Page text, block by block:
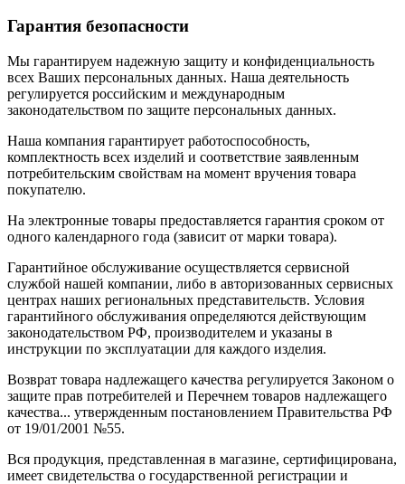
Гарантия безопасности
Мы гарантируем надежную защиту и конфиденциальность
всех Ваших персональных данных. Наша деятельность
регулируется российским и международным
законодательством по защите персональных данных.
Наша компания гарантирует работоспособность,
комплектность всех изделий и соответствие заявленным
потребительским свойствам на момент вручения товара
покупателю.
На электронные товары предоставляется гарантия сроком от
одного календарного года (зависит от марки товара).
Гарантийное обслуживание осуществляется сервисной
службой нашей компании, либо в авторизованных сервисных
центрах наших региональных представительств. Условия
гарантийного обслуживания определяются действующим
законодательством РФ, производителем и указаны в
инструкции по эксплуатации для каждого изделия.
Возврат товара надлежащего качества регулируется Законом о
защите прав потребителей и Перечнем товаров надлежащего
качества... утвержденным постановлением Правительства РФ
от 19/01/2001 №55.
Вся продукция, представленная в магазине, сертифицирована,
имеет свидетельства о государственной регистрации и